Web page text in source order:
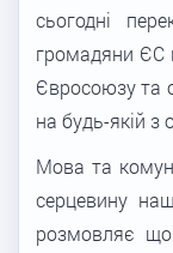
сьогодні
громадяни ЄС
Євросоюзу та
на будь-якій з
Мова та
серцевину
розмовляє